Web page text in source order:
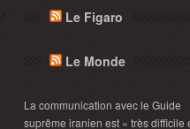
Le Figaro
Le Monde
La communication avec le Guide
suprême iranien est « très difficile